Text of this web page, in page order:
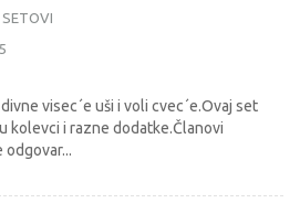
SETOVI
visec´e uši i voli cvec´e.Ovaj set
kolevci i razne dodatke.Članovi
odgovar...